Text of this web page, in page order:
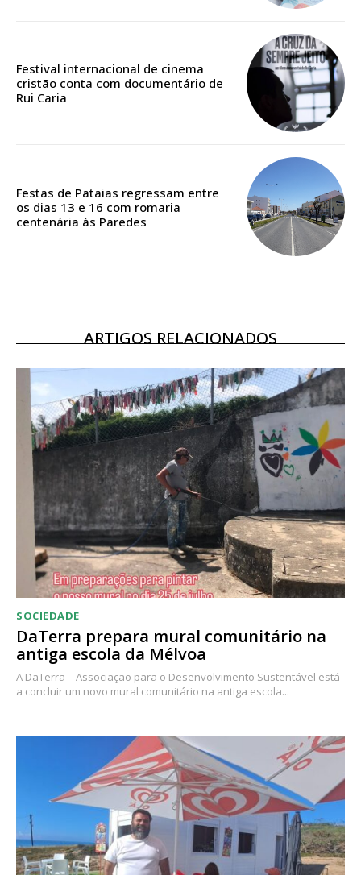
Acesso aos conteúdos Exclusivos para
assinantes
12 meses
Acesso ao conteúdo online
Acesso aos conteúdos Exclusivos para
Ofertas para assinatura anual
Escolha o plano
Festival internacional de cinema
cristão conta com documentário de
Rui Caria
Festas de Pataias regressam entre
os dias 13 e 16 com romaria
centenária às Paredes
ARTIGOS RELACIONADOS
SOCIEDADE
DaTerra prepara mural comunitário na
antiga escola da Mélvoa
A DaTerra – Associação para o Desenvolvimento Sustentável está
a concluir um novo mural comunitário na antiga escola...